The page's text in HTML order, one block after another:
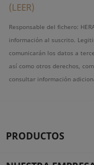
(LEER)
Responsable del fichero:
información al suscrito.
comunicarán los datos a
así como otros derechos,
consultar información
PRODUCTOS